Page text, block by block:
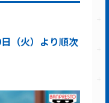
（火）より順次